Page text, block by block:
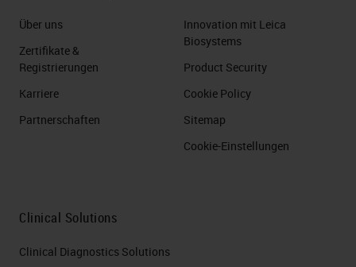
Über uns
Zertifikate &
Registrierungen
Karriere
Partnerschaften
Innovation mit Leica
Biosystems
Product Security
Cookie Policy
Sitemap
Cookie-Einstellungen
Clinical Solutions
Clinical Diagnostics Solutions